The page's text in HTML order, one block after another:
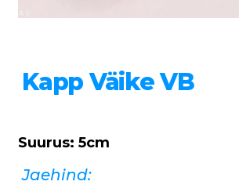
Kapp Väike VB
Suurus: 5cm
Jaehind: